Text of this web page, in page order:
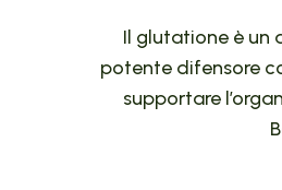
Il glutatione è un
potente difensore
supportare